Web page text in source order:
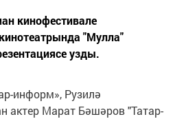
кинофестивале
"Мулла"
узды.
информ», Рузилә
актер Марат Бәшәров "Татар-